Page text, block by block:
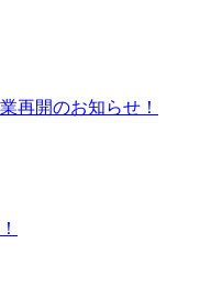
再開のお知らせ！